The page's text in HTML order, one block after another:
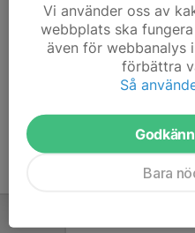
att kunna börja administrera
höger.
Vi använder oss av
webbplats ska
även för webbanalys
förbättra
Så
Bara